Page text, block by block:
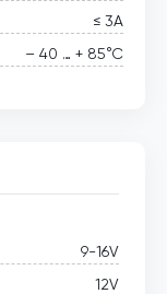
≤ 3А
– 40 … + 85°С
9-16V
12V